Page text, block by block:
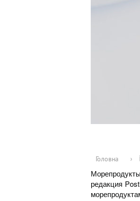
Головна ›
редакция